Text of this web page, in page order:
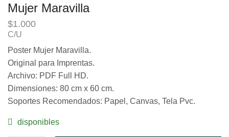
Mujer Maravilla
$1.000
C/U
Poster Mujer Maravilla.
Original para Imprentas.
Archivo: PDF Full HD.
Dimensiones: 80 cm x 60 cm.
Soportes Recomendados: Papel, Canvas, Tela Pvc.
disponibles